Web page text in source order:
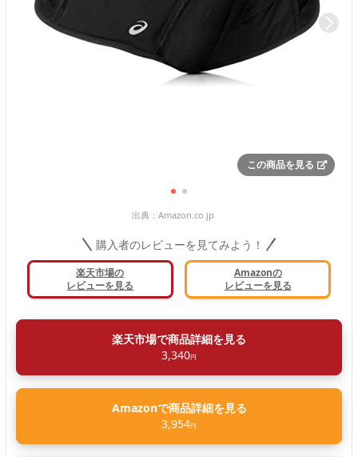
この商品を見る
出典： Amazon.co.jp
購入者のレビューを見てみよう！
楽天市場の
レビューを見る
Amazonの
レビューを見る
楽天市場で商品詳細を見る
3,340円
Amazonで商品詳細を見る
3,954円